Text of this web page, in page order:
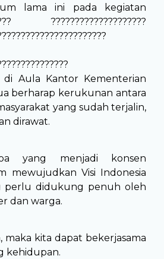
lama ini pada kegiatan
????????????????????
di Aula Kantor Kementerian
berharap kerukunan antara
yang sudah terjalin,
dirawat.
yang menjadi konsen
mewujudkan Visi Indonesia
perlu didukung penuh oleh
dan warga.
maka kita dapat bekerjasama
kehidupan.